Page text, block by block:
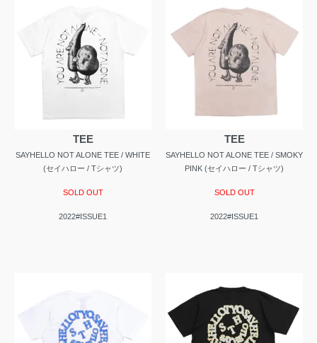
TEE
SAYHELLO NOT ALONE TEE / WHITE
(セイハロー / Tシャツ)
SOLD OUT
2022#ISSUE1
TEE
SAYHELLO NOT ALONE TEE / SMOKY
PINK (セイハロー / Tシャツ)
SOLD OUT
2022#ISSUE1